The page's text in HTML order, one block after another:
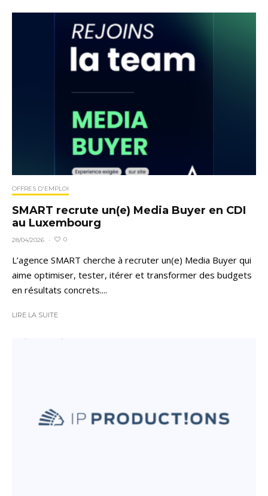
OFFRES D'EMPLOI
SMART recrute un(e) Media Buyer en CDI
au Luxembourg
28/04/2026 · 0
L’agence SMART cherche à recruter un(e) Media Buyer qui
aime optimiser, tester, itérer et transformer des budgets
en résultats concrets....
LIRE LA SUITE